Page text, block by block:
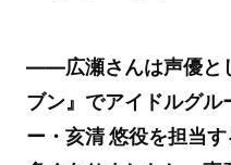
――広瀬さんは声優と
ブン』でアイドルグ
ー・亥清 悠役を担当